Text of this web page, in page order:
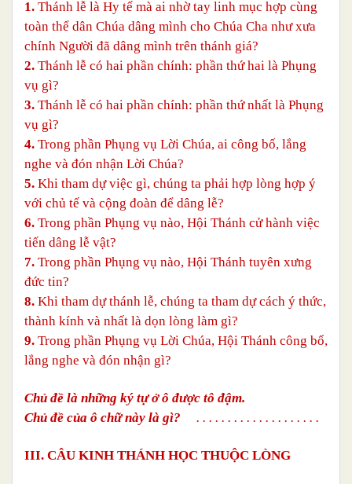
1. Thánh lễ là Hy tế mà ai nhờ tay linh mục hợp cùng
toàn thể dân Chúa dâng mình cho Chúa Cha như xưa
chính Người đã dâng mình trên thánh giá?
2. Thánh lễ có hai phần chính: phần thứ hai là Phụng
vụ gì?
3. Thánh lễ có hai phần chính: phần thứ nhất là Phụng
vụ gì?
4. Trong phần Phụng vụ Lời Chúa, ai công bố, lắng
nghe và đón nhận Lời Chúa?
5. Khi tham dự việc gì, chúng ta phải hợp lòng hợp ý
với chủ tế và cộng đoàn để dâng lễ?
6. Trong phần Phụng vụ nào, Hội Thánh cử hành việc
tiến dâng lễ vật?
7. Trong phần Phụng vụ nào, Hội Thánh tuyên xưng
đức tin?
8. Khi tham dự thánh lễ, chúng ta tham dự cách ý thức,
thành kính và nhất là dọn lòng làm gì?
9. Trong phần Phụng vụ Lời Chúa, Hội Thánh công bố,
lắng nghe và đón nhận gì?
Chủ đề là những ký tự ở ô được tô đậm.
Chủ đề của ô chữ này là gì? . . . . . . . . . . . . . . . . . . . .
III. CÂU KINH THÁNH HỌC THUỘC LÒNG